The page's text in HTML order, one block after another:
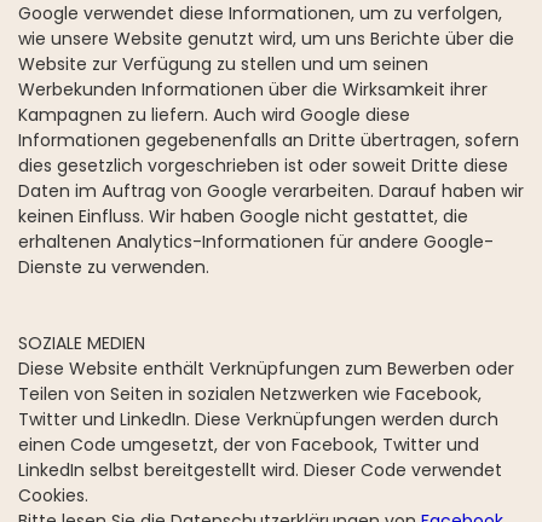
Google verwendet diese Informationen, um zu verfolgen,
wie unsere Website genutzt wird, um uns Berichte über die
Website zur Verfügung zu stellen und um seinen
Werbekunden Informationen über die Wirksamkeit ihrer
Kampagnen zu liefern. Auch wird Google diese
Informationen gegebenenfalls an Dritte übertragen, sofern
dies gesetzlich vorgeschrieben ist oder soweit Dritte diese
Daten im Auftrag von Google verarbeiten. Darauf haben wir
keinen Einfluss. Wir haben Google nicht gestattet, die
erhaltenen Analytics-Informationen für andere Google-
Dienste zu verwenden.
SOZIALE MEDIEN
Diese Website enthält Verknüpfungen zum Bewerben oder
Teilen von Seiten in sozialen Netzwerken wie Facebook,
Twitter und LinkedIn. Diese Verknüpfungen werden durch
einen Code umgesetzt, der von Facebook, Twitter und
LinkedIn selbst bereitgestellt wird. Dieser Code verwendet
Cookies.